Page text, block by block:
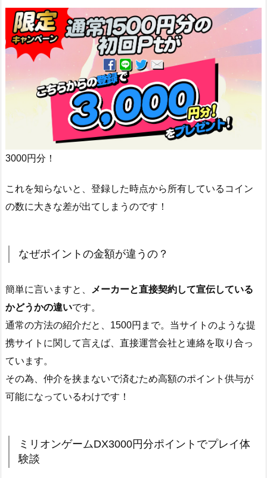
3000円分！
これを知らないと、登録した時点から所有しているコイン
の数に大きな差が出てしまうのです！
なぜポイントの金額が違うの？
簡単に言いますと、
メーカーと直接契約して宣伝している
かどうかの違いです。
通常の方法の紹介だと、1500円まで。当サイトのような提
携サイトに関して言えば、直接運営会社と連絡を取り合っ
ています。
その為、仲介を挟まないで済むため高額のポイント供与が
可能になっているわけです！
ミリオンゲームDX3000円分ポイントでプレイ体
験談